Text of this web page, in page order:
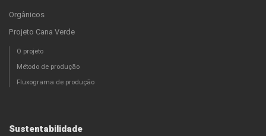
Orgânicos
Projeto Cana Verde
O projeto
Método de produção
Fluxograma de produção
Sustentabilidade